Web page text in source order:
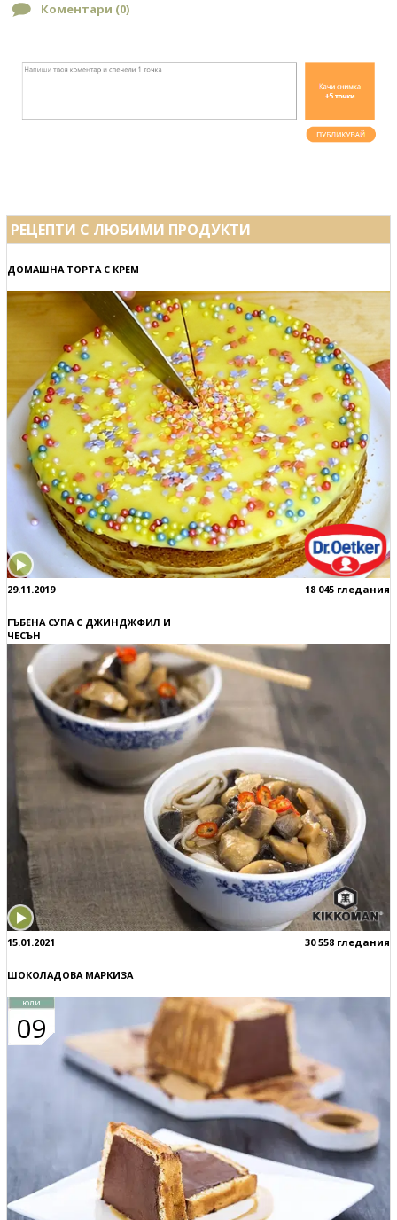
Коментари (0)
РЕЦЕПТИ С ЛЮБИМИ ПРОДУКТИ
ДОМАШНА ТОРТА С КРЕМ
29.11.2019 18 045 гледания
ГЪБЕНА СУПА С ДЖИНДЖФИЛ И
ЧЕСЪН
15.01.2021 30 558 гледания
ШОКОЛАДОВА МАРКИЗА
юли
09